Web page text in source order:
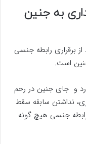
به جنین
رابطه جنسی
است.
و جای جنین در رحم
نداشتن سابقه سقط
جنسی هیچ گونه